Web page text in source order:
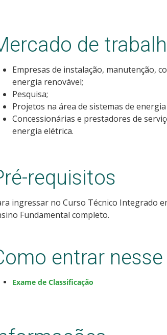
de
Empresas de instalação, manutenção,
energia renovável;
Pesquisa;
Projetos na área de sistemas de
Concessionárias e prestadores de
energia elétrica.
requisitos
ingressar no Curso Técnico Integrado
Fundamental completo.
entrar
Exame de Classificação